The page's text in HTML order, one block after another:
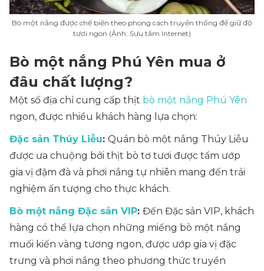
Bò một nắng được chế biến theo phong cách truyền thống để giữ độ
tươi ngon (Ảnh: Sưu tầm Internet)
Bò một nắng Phú Yên mua ở
đâu chất lượng?
Một số địa chỉ cung cấp thịt bò một nắng Phú Yên
ngon, được nhiều khách hàng lựa chọn:
Đặc sản Thúy Liễu: Quán bò một nắng Thúy Liễu
được ưa chuộng bởi thịt bò tơ tươi được tẩm ướp
gia vị đậm đà và phơi nắng tự nhiên mang đến trải
nghiệm ấn tượng cho thực khách.
Bò một nắng Đặc sản VIP: Đến Đặc sản VIP, khách
hàng có thể lựa chọn những miếng bò một nắng
muối kiến vàng tương ngon, được ướp gia vị đặc
trưng và phơi nắng theo phương thức truyền